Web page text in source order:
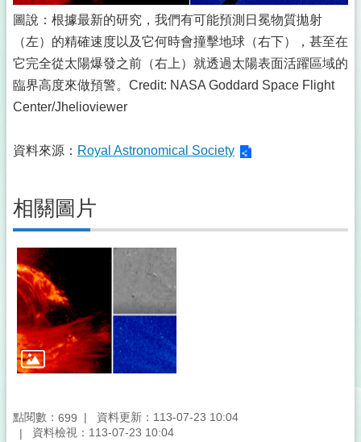
圖說：根據最新的研究，我們有可能預測日冕物質拋射
（左）的精確速度以及它何時會撞擊地球（右下），甚至在
它完全從太陽爆發之前（右上）就透過太陽表面活躍區域的
臨界高度來做預警。Credit: NASA Goddard Space Flight
Center/Jhelioviewer
資料來源： Royal Astronomical Society
相關圖片
點閱數： 699
資料更新：113-07-23 10:04
資料檢視：113-07-23 10:04